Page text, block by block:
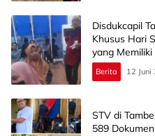
Disdukcapil
Khusus Hari
yang
Berita 12 Juni
STV di
589